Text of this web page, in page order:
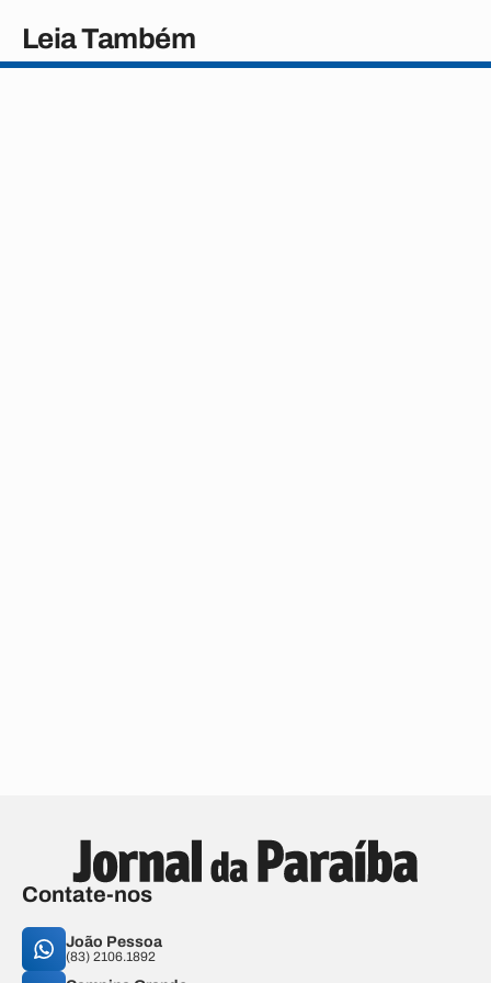
Leia Também
Contate-nos
João Pessoa
(83) 2106.1892